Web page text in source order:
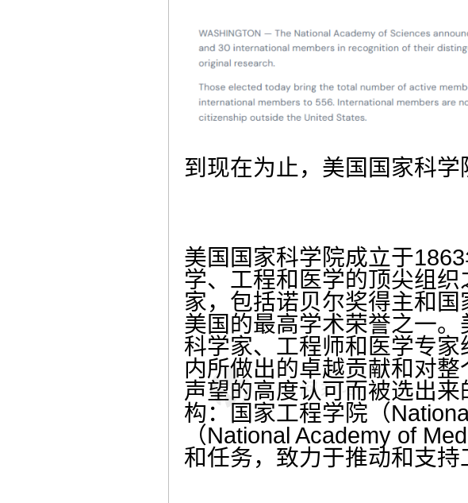
到现在为止，美国国家科学
美国国家科学院成立于
学、工程和医学的顶尖组
家，包括诺贝尔奖得主和
美国的最高学术荣誉之一
科学家、工程师和医学专
内所做出的卓越贡献和对
声望的高度认可而被选出
构：国家工程学院（
（National Academy of
和任务，致力于推动和支持